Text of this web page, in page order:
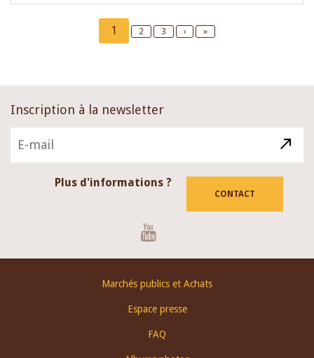
Current
page
1 Page
2 Page
3
Next
›
Last
»
Inscription à la newsletter
Plus d'informations ?
CONTACT
Marchés publics et Achats
Espace presse
FAQ